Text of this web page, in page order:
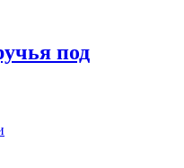
под